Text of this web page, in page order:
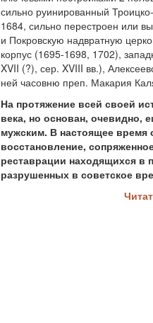
сильно руинированный
1684, сильно перестроен или
и Покровскую надвратную
корпус (1695-1698, 1702),
XVII (?), сер. XVIII вв.),
ней часовню преп. Макария
На протяжение всей своей
века, но основан,
мужским. В настоящее время
восстановление,
реставрации находящихся в
разрушенных в советское